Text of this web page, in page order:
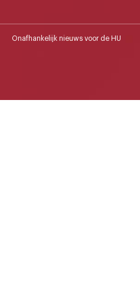
Onafhankelijk nieuws voor de HU